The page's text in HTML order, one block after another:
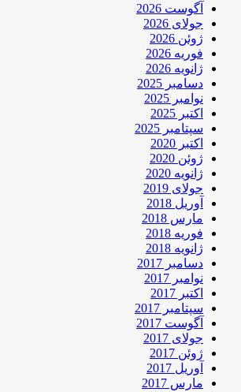
آگوست 2026
جولای 2026
ژوئن 2026
فوریه 2026
ژانویه 2026
دسامبر 2025
نوامبر 2025
اکتبر 2025
سپتامبر 2025
اکتبر 2020
ژوئن 2020
ژانویه 2020
جولای 2019
آوریل 2018
مارس 2018
فوریه 2018
ژانویه 2018
دسامبر 2017
نوامبر 2017
اکتبر 2017
سپتامبر 2017
آگوست 2017
جولای 2017
ژوئن 2017
آوریل 2017
مارس 2017